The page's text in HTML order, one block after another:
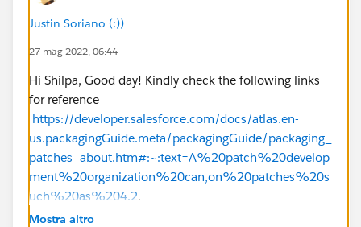
Justin Soriano (:))
27 mag 2022, 06:44
Hi Shilpa, Good day! Kindly check the following links
for reference
https://developer.salesforce.com/docs/atlas.en-
us.packagingGuide.meta/packagingGuide/packaging_
patches_about.htm#:~:text=A%20patch%20develop
ment%20organization%20can,on%20patches%20s
uch%20as%204.2.
Mostra altro